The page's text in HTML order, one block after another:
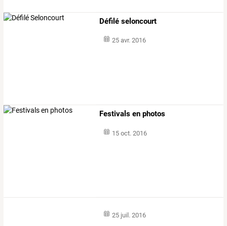
Défilé seloncourt
25 avr. 2016
Festivals en photos
15 oct. 2016
25 juil. 2016